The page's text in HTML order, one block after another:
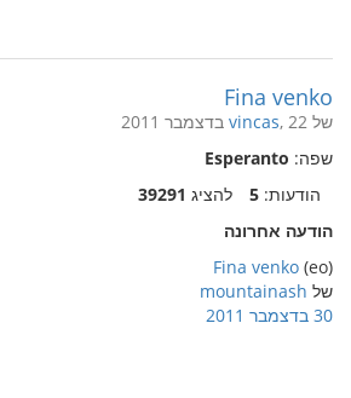
Fina venko
של vincas, 22 בדצמבר 2011
שפה: Esperanto
הודעות: 5 להציג 39291
הודעה אחרונה
(eo)
Fina venko
של mountainash
30 בדצמבר 2011